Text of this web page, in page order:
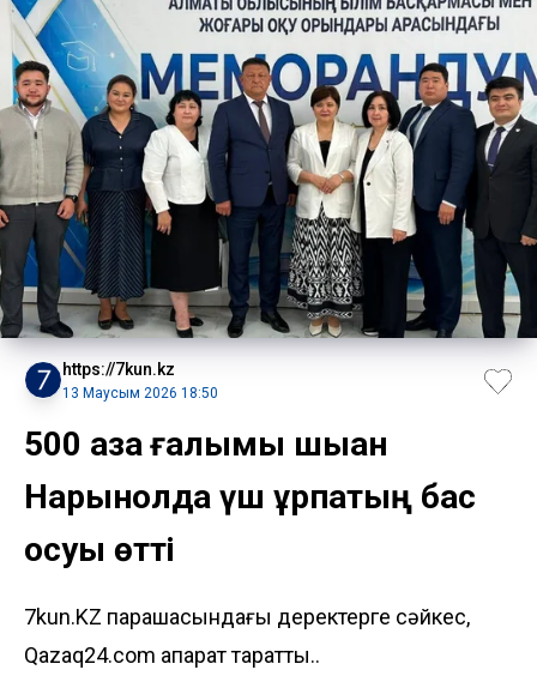
https://7kun.kz
13 Маусым 2026 18:50
500 қазақ ғалымы шыққан
Нарынқолда үш ұрпақтың бас
қосуы өтті
7kun.KZ парақшасындағы деректерге сәйкес,
Qazaq24.com ақпарат таратты..